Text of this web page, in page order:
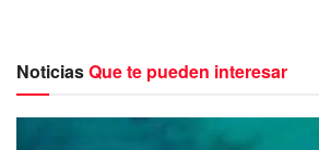
NoticiasQue te pueden interesar